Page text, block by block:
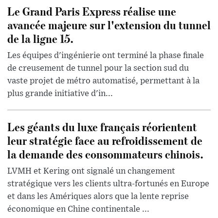
Le Grand Paris Express réalise une
avancée majeure sur l'extension du tunnel
de la ligne 15.
Les équipes d'ingénierie ont terminé la phase finale
de creusement de tunnel pour la section sud du
vaste projet de métro automatisé, permettant à la
plus grande initiative d'in...
Les géants du luxe français réorientent
leur stratégie face au refroidissement de
la demande des consommateurs chinois.
LVMH et Kering ont signalé un changement
stratégique vers les clients ultra-fortunés en Europe
et dans les Amériques alors que la lente reprise
économique en Chine continentale ...